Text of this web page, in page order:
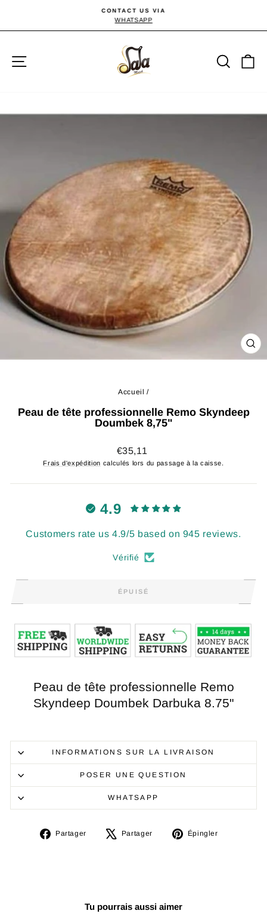
contenu
Diaporama
CONTACT US VIA
WHATSAPP
Accueil /
Peau de tête professionnelle Remo Skyndeep
Doumbek 8,75"
Prix
régulier
€35,11
Frais d'expédition calculés lors du passage à la caisse.
4.9
Customers rate us 4.9/5 based on 945 reviews.
Vérifié
ÉPUISÉ
Peau de tête professionnelle Remo
Skyndeep Doumbek Darbuka 8.75"
INFORMATIONS SUR LA LIVRAISON
POSER UNE QUESTION
WHATSAPP
Partager
PartagerPartager
TweeterÉpingler
Tu pourrais aussi aimer